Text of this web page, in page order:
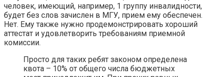
человек, имеющий, например, 1 группу инвалидности,
будет без слов зачислен в МГУ, прием ему обеспечен.
Нет. Ему также нужно продемонстрировать хороший
аттестат и удовлетворить требованиям приемной
комиссии.
Просто для таких ребят законом определена
квота – 10% от общего числа бюджетных